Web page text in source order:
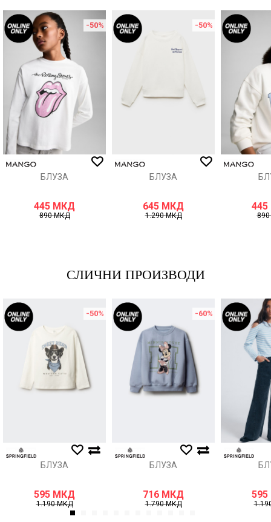
-50%
БЛУЗА
445 МКД
890МКД
-50%
БЛУЗА
645 МКД
1.290МКД
445
890
СЛИЧНИ ПРОИЗВОДИ
-50%
БЛУЗА
595 МКД
1.190МКД
-60%
БЛУЗА
716 МКД
1.790МКД
595
1